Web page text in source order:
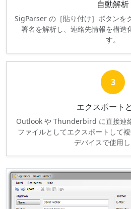
自動解析
SigParser の［貼り付け］ボタンを
署名を解析し、連絡先情報を構造
す。
3
エクスポート
Outlook や Thunderbird に直接連
ファイルとしてエクスポートして
デバイスで使用し